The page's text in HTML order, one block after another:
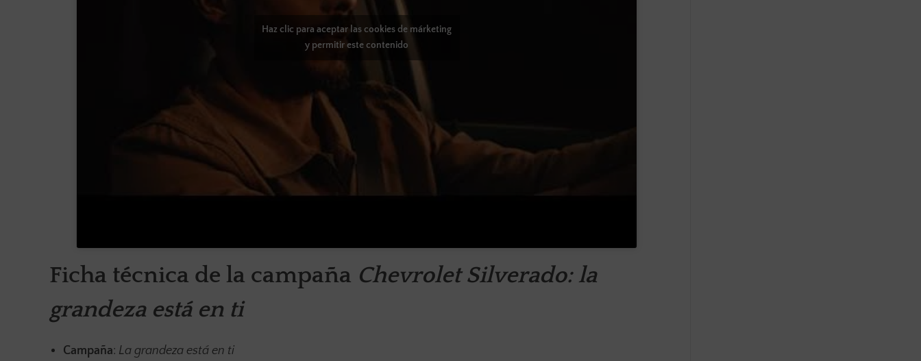
Haz clic para aceptar las cookies de márketing
y permitir este contenido
Ficha técnica de la campaña Chevrolet Silverado: la
grandeza está en ti
Campaña: La grandeza está en ti